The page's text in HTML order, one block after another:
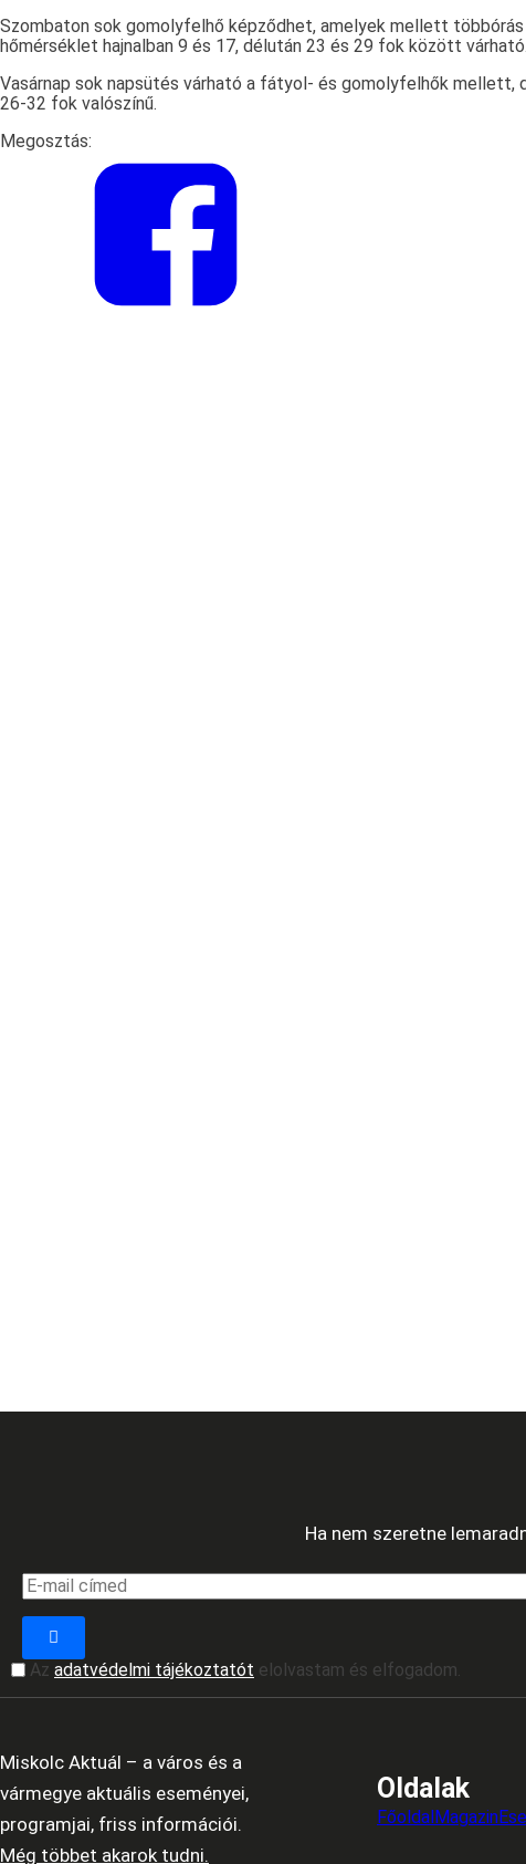
Szombaton sok gomolyfelhő képződhet, amelyek mellett
hőmérséklet hajnalban 9 és 17, délután 23 és 29 fok között várható.
Vasárnap sok napsütés várható a fátyol- és gomolyfelhők mellett,
26-32 fok valószínű.
Megosztás:
Ha nem szeretne
Az adatvédelmi tájékoztatót elolvastam és elfogadom.
Miskolc Aktuál – a város és a
vármegye aktuális eseményei,
programjai, friss információi.
Még többet akarok tudni.
Oldalak
FőoldalMagazin